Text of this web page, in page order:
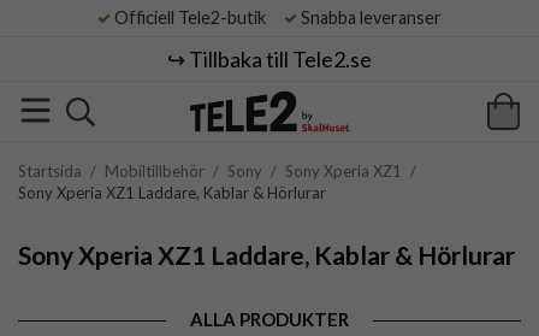
Officiell Tele2-butik Snabba leveranser
↪️ Tillbaka till Tele2.se
Startsida / Mobiltillbehör / Sony / Sony Xperia XZ1
/
Sony Xperia XZ1 Laddare, Kablar & Hörlurar
Sony Xperia XZ1 Laddare, Kablar & Hörlurar
ALLA PRODUKTER